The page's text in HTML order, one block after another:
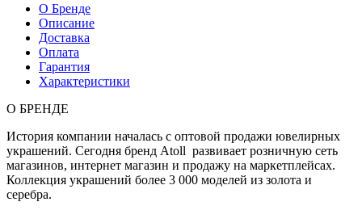
О Бренде
Описание
Доставка
Оплата
Гарантия
Характеристики
О БРЕНДЕ
История компании началась с оптовой продажи ювелирных
украшений. Сегодня бренд Atoll развивает розничную сеть
магазинов, интернет магазин и продажу на маркетплейсах.
Коллекция украшений более 3 000 моделей из золота и
серебра.